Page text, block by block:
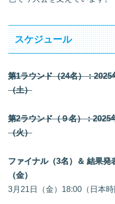
スケジュール
第1ラウンド（24名）：
（土）
第2ラウンド（９名）：2025
（火）
ファイナル（3名）＆ 結果発
（金）
3月21日（金）18:00（日本時